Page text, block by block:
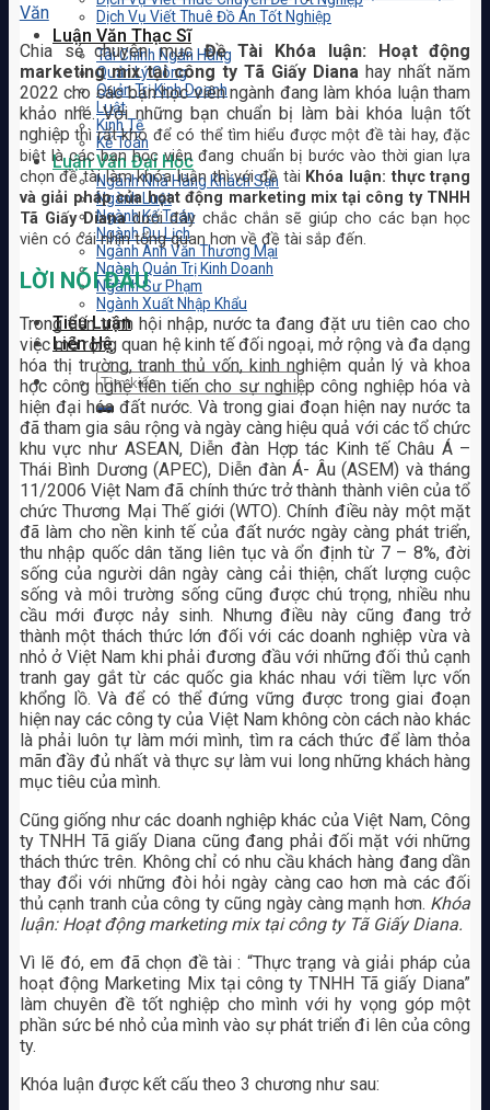
Dịch Vụ Viết Thuê Đồ Án Tốt Nghiệp
Luận Văn Thạc Sĩ
Tài Chính Ngân Hàng
Quản Lý Công
Quản Trị Kinh Doanh
Luật
Kinh Tế
Kế Toán
Luận Văn Đại Học
Ngành Nhà Hàng Khách Sạn
Ngành Luật
Ngành Kế Toán
Ngành Du Lịch
Ngành Anh Văn Thương Mại
Ngành Quản Trị Kinh Doanh
Ngành Sư Phạm
Ngành Xuất Nhập Khẩu
Tiểu Luận
Liên Hệ
Văn
Chia sẻ chuyên mụcĐề Tài Khóa luận: Hoạt động
marketing mix tại công ty Tã Giấy Dianahay nhất năm
2022 cho các bạn học viên ngành đang làm khóa luận tham
khảo nhé. Với những bạn chuẩn bị làm bài khóa luận tốt
nghiệp thì rất khó để có thể tìm hiểu được một đề tài hay, đặc
biệt là các bạn học viên đang chuẩn bị bước vào thời gian lựa
chọn đề tài làm khóa luận thì với đề tài Khóa luận: thực trạng
và giải pháp của họat động marketing mix tại công ty TNHH
Tã Giấy Dianadưới đây chắc chắn sẽ giúp cho các bạn học
viên có cái nhìn tổng quan hơn về đề tài sắp đến.
LỜI NÓI ĐẦU
Trong tiến trình hội nhập, nước ta đang đặt ưu tiên cao cho
việc mở rộng quan hệ kinh tế đối ngoại, mở rộng và đa dạng
hóa thị trường, tranh thủ vốn, kinh nghiệm quản lý và khoa
học công nghệ tiên tiến cho sự nghiệp công nghiệp hóa và
hiện đại hóa đất nước. Và trong giai đoạn hiện nay nước ta
đã tham gia sâu rộng và ngày càng hiệu quả với các tổ chức
khu vực như ASEAN, Diễn đàn Hợp tác Kinh tế Châu Á –
Thái Bình Dương (APEC), Diễn đàn Á- Âu (ASEM) và tháng
11/2006 Việt Nam đã chính thức trở thành thành viên của tổ
chức Thương Mại Thế giới (WTO). Chính điều này một mặt
đã làm cho nền kinh tế của đất nước ngày càng phát triển,
thu nhập quốc dân tăng liên tục và ổn định từ 7 – 8%, đời
sống của người dân ngày càng cải thiện, chất lượng cuộc
sống và môi trường sống cũng được chú trọng, nhiều nhu
cầu mới được nảy sinh. Nhưng điều này cũng đang trở
thành một thách thức lớn đối với các doanh nghiệp vừa và
nhỏ ở Việt Nam khi phải đương đầu với những đối thủ cạnh
tranh gay gắt từ các quốc gia khác nhau với tiềm lực vốn
khổng lồ. Và để có thể đứng vững được trong giai đoạn
hiện nay các công ty của Việt Nam không còn cách nào khác
là phải luôn tự làm mới mình, tìm ra cách thức để làm thỏa
mãn đầy đủ nhất và thực sự làm vui long những khách hàng
mục tiêu của mình.
Cũng giống như các doanh nghiệp khác của Việt Nam, Công
ty TNHH Tã giấy Diana cũng đang phải đối mặt với những
thách thức trên. Không chỉ có nhu cầu khách hàng đang dần
thay đổi với những đòi hỏi ngày càng cao hơn mà các đối
thủ cạnh tranh của công ty cũng ngày càng mạnh hơn. Khóa
luận: Hoạt động marketing mix tại công ty Tã Giấy Diana.
Vì lẽ đó, em đã chọn đề tài : “Thực trạng và giải pháp của
hoạt động Marketing Mix tại công ty TNHH Tã giấy Diana”
làm chuyên đề tốt nghiệp cho mình với hy vọng góp một
phần sức bé nhỏ của mình vào sự phát triển đi lên của công
ty.
Khóa luận được kết cấu theo 3 chương như sau: